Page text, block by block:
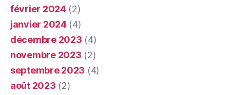
février 2024(2)
janvier 2024(4)
décembre 2023 (4)
novembre 2023 (2)
septembre 2023 (4)
août 2023 (2)